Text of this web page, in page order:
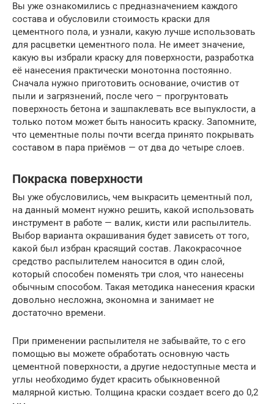
Вы уже ознакомились с предназначением каждого
состава и обусловили стоимость краски для
цементного пола, и узнали, какую лучше использовать
для расцветки цементного пола. Не имеет значение,
какую вы избрали краску для поверхности, разработка
её нанесения практически монотонна постоянно.
Сначала нужно приготовить основание, очистив от
пыли и загрязнений, после чего – прогрунтовать
поверхность бетона и зашпаклевать все выпуклости, а
только потом может быть наносить краску. Запомните,
что цементные полы почти всегда принято покрывать
составом в пара приёмов — от два до четыре слоев.
Покраска поверхности
Вы уже обусловились, чем выкрасить цементный пол,
на данный момент нужно решить, какой использовать
инструмент в работе — валик, кисти или распылитель.
Выбор варианта окрашивания будет зависеть от того,
какой был избран красящий состав. Лакокрасочное
средство распылителем наносится в один слой,
который способен поменять три слоя, что нанесены
обычным способом. Такая методика нанесения краски
довольно несложна, экономна и занимает не
достаточно времени.
При применении распылителя не забывайте, то с его
помощью вы можете обработать основную часть
цементной поверхности, а другие недоступные места и
углы необходимо будет красить обыкновенной
малярной кистью. Толщина краски создает всего до 0,2